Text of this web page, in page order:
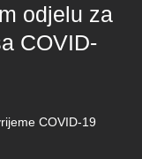
odjelu za
COVID-
COVID-19